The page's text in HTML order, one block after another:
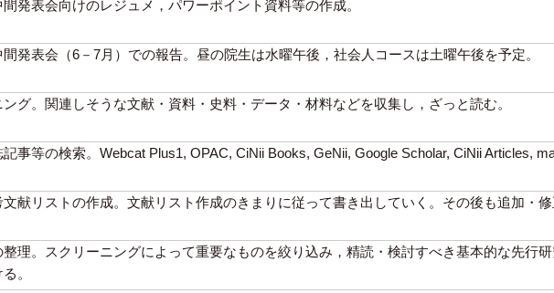
発表会向けのレジュメ，パワーポイント資料等の作成。
発表会（6－7月）での報告。昼の院生は水曜午後，社会人コースは土曜午後を予定。
ング。関連しそうな文献・資料・史料・データ・材料などを収集し，ざっと読む。
事等の検索。Webcat Plus1, OPAC, CiNii Books, GeNii, Google Scholar, CiNii Articles,
献リストの作成。文献リスト作成のきまりに従って書き出していく。その後も追加・修
整理。スクリーニングによって重要なものを絞り込み，精読・検討すべき基本的な先行
。